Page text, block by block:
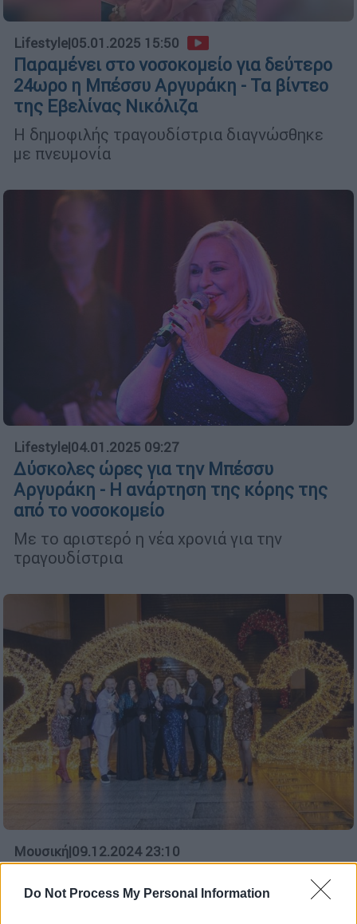
Do Not Process My Personal Information
Lifestyle|05.01.2025 15:50
Παραμένει στο νοσοκομείο για δεύτερο
24ωρο η Μπέσσυ Αργυράκη - Τα βίντεο
της Εβελίνας Νικόλιζα
Η δημοφιλής τραγουδίστρια διαγνώσθηκε
με πνευμονία
Lifestyle|04.01.2025 09:27
Δύσκολες ώρες για την Μπέσσυ
Αργυράκη - Η ανάρτηση της κόρης της
από το νοσοκομείο
Με το αριστερό η νέα χρονιά για την
τραγουδίστρια
Μουσική|09.12.2024 23:10
Αργυράκη και Idra Kayne